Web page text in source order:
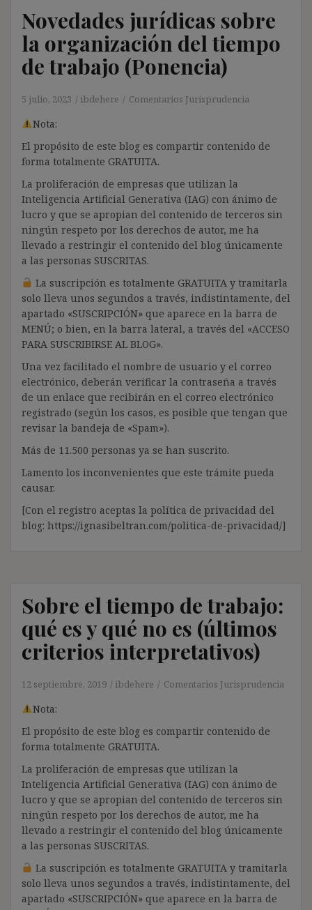
Novedades jurídicas sobre
la organización del tiempo
de trabajo (Ponencia)
5 julio, 2023 ibdehere Comentarios Jurisprudencia
Nota:
El propósito de este blog es compartir contenido de
forma totalmente GRATUITA.
La proliferación de empresas que utilizan la
Inteligencia Artificial Generativa (IAG) con ánimo de
lucro y que se apropian del contenido de terceros sin
ningún respeto por los derechos de autor, me ha
llevado a restringir el contenido del blog únicamente
a las personas SUSCRITAS.
La suscripción es totalmente GRATUITA y tramitarla
solo lleva unos segundos a través, indistintamente, del
apartado «SUSCRIPCIÓN» que aparece en la barra de
MENÚ; o bien, en la barra lateral, a través del «ACCESO
PARA SUSCRIBIRSE AL BLOG».
Una vez facilitado el nombre de usuario y el correo
electrónico, deberán verificar la contraseña a través
de un enlace que recibirán en el correo electrónico
registrado (según los casos, es posible que tengan que
revisar la bandeja de «Spam»).
Más de 11.500 personas ya se han suscrito.
Lamento los inconvenientes que este trámite pueda
causar.
[Con el registro aceptas la política de privacidad del
blog: https://ignasibeltran.com/politica-de-privacidad/]
Sobre el tiempo de trabajo:
qué es y qué no es (últimos
criterios interpretativos)
12 septiembre, 2019 ibdehere Comentarios Jurisprudencia
Nota:
El propósito de este blog es compartir contenido de
forma totalmente GRATUITA.
La proliferación de empresas que utilizan la
Inteligencia Artificial Generativa (IAG) con ánimo de
lucro y que se apropian del contenido de terceros sin
ningún respeto por los derechos de autor, me ha
llevado a restringir el contenido del blog únicamente
a las personas SUSCRITAS.
La suscripción es totalmente GRATUITA y tramitarla
solo lleva unos segundos a través, indistintamente, del
apartado «SUSCRIPCIÓN» que aparece en la barra de